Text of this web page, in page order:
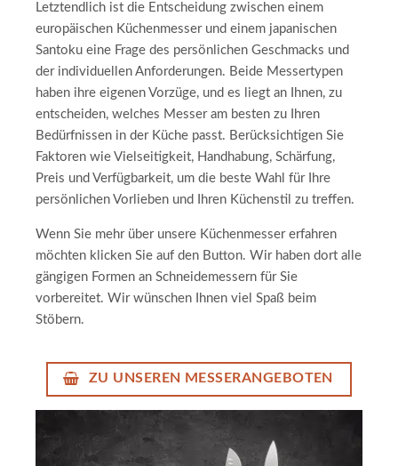
Letztendlich ist die Entscheidung zwischen einem
europäischen Küchenmesser und einem japanischen
Santoku eine Frage des persönlichen Geschmacks und
der individuellen Anforderungen. Beide Messertypen
haben ihre eigenen Vorzüge, und es liegt an Ihnen, zu
entscheiden, welches Messer am besten zu Ihren
Bedürfnissen in der Küche passt. Berücksichtigen Sie
Faktoren wie Vielseitigkeit, Handhabung, Schärfung,
Preis und Verfügbarkeit, um die beste Wahl für Ihre
persönlichen Vorlieben und Ihren Küchenstil zu treffen.
Wenn Sie mehr über unsere Küchenmesser erfahren
möchten klicken Sie auf den Button. Wir haben dort alle
gängigen Formen an Schneidemessern für Sie
vorbereitet. Wir wünschen Ihnen viel Spaß beim
Stöbern.
ZU UNSEREN MESSERANGEBOTEN